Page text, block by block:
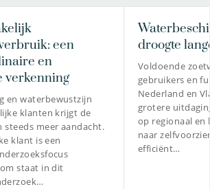
een
en
verkenning
en waterbewustzijn
klanten krijgt de
steeds meer aandacht.
klant is een
staat in dit
droogte
Voldoende
gebruikers en
Nederland en
grotere
op regionaal en
naar
efficiënt…